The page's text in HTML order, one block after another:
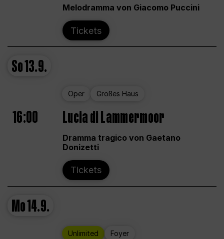
Melodramma von Giacomo Puccini
Tickets
So13.9.
Oper Großes Haus
16:00 Lucia di Lammermoor
Dramma tragico von Gaetano
Donizetti
Tickets
Mo14.9.
Unlimited Foyer